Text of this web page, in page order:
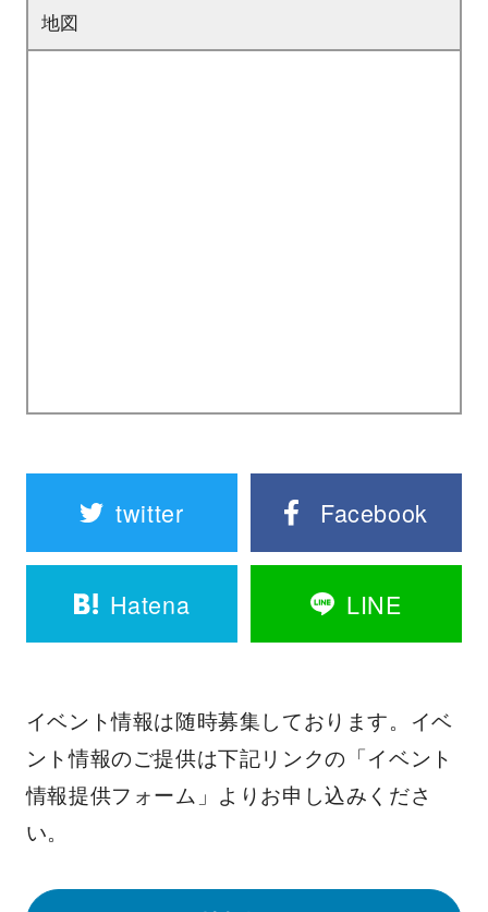
地図
twitter Facebook
Hatena LINE
イベント情報は随時募集しております。イベ
ント情報のご提供は下記リンクの「イベント
情報提供フォーム」よりお申し込みくださ
い。